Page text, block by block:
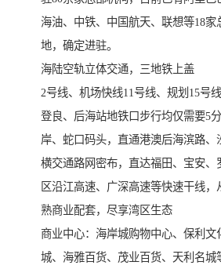
海油、中铁、中国航天、联想等18家
地，确定进驻。
海陆空轨立体交通，三地铁上盖
2号线、机场快线11号线、规划15号
登良、后海站地铁口步行均仅需要5
岸、蛇口码头，直通港澳后海滨路、
横交通路网密布，直达福田、宝安、
区沿江高速、广深高速等快速干线，
熟商业配套，尽享湾区生态
商业中心：海岸城购物中心、保利文
城、海雅百货、茂业百货、天利名城